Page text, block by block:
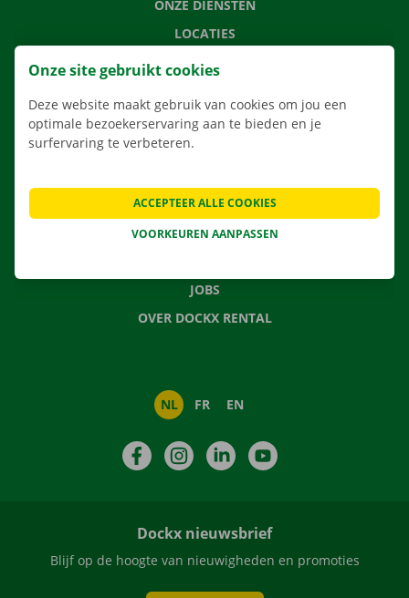
ONZE DIENSTEN
LOCATIES
APP
VEELGESTELDE VRAGEN
NIEUWS
JOBS
OVER DOCKX RENTAL
NL FR EN
FacebookInstagramLinkedIn
Dockx nieuwsbrief
Blijf op de hoogte van nieuwigheden en promoties
Onze site gebruikt cookies
Deze website maakt gebruik van cookies om jou een
optimale bezoekerservaring aan te bieden en je
surfervaring te verbeteren.
VOORKEUREN AANPASSEN
ACCEPTEER ALLE COOKIES